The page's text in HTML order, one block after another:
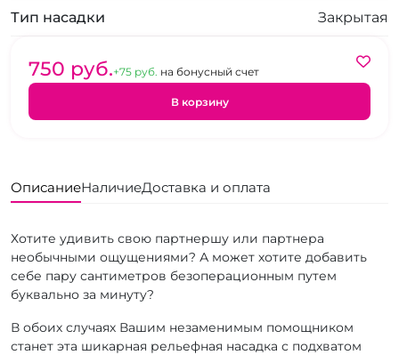
Тип насадки Закрытая
750 pуб.+75 pуб. на бонусный счет
В корзину
ОписаниеНаличиеДоставка и оплата
Хотите удивить свою партнершу или партнера
необычными ощущениями? А может хотите добавить
себе пару сантиметров безоперационным путем
буквально за минуту?
В обоих случаях Вашим незаменимым помощником
станет эта шикарная рельефная насадка с подхватом